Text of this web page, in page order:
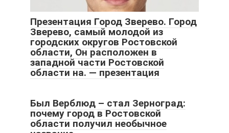
Презентация Город Зверево. Город
Зверево, самый молодой из
городских округов Ростовской
области, Он расположен в
западной части Ростовской
области на. — презентация
Был Верблюд – стал Зерноград:
почему город в Ростовской
области получил необычное